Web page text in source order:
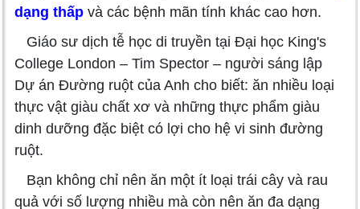
dạng thấp và các bệnh mãn tính khác cao hơn.
Giáo sư dịch tễ học di truyền tại Đại học King's
College London – Tim Spector – người sáng lập
Dự án Đường ruột của Anh cho biết: ăn nhiều loại
thực vật giàu chất xơ và những thực phẩm giàu
dinh dưỡng đặc biệt có lợi cho hệ vi sinh đường
ruột.
Bạn không chỉ nên ăn một ít loại trái cây và rau
quả với số lượng nhiều mà còn nên ăn đa dạng